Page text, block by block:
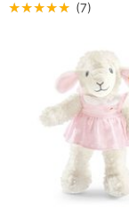
★★★★★ (7)